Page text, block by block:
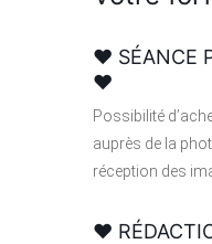
♥ SÉANCE
♥
Possibilité
auprès de la
réception des
♥